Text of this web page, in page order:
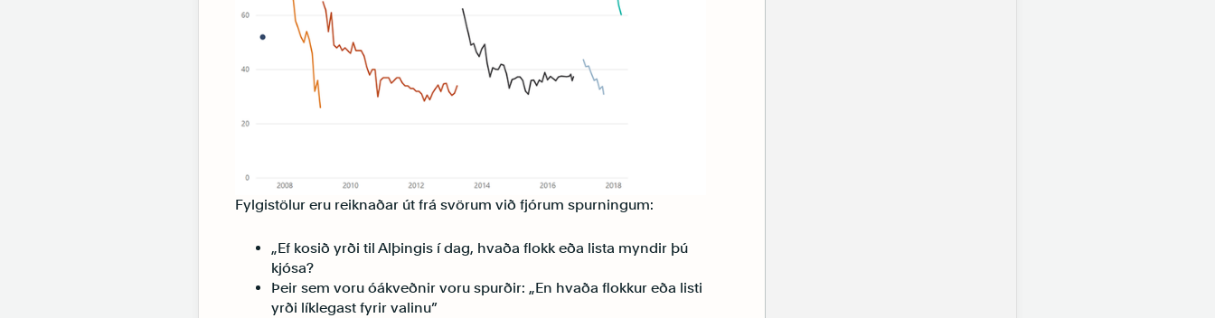
Fylgistölur eru reiknaðar út frá svörum við fjórum spurningum:
„Ef kosið yrði til Alþingis í dag, hvaða flokk eða lista myndir þú
kjósa?
Þeir sem voru óákveðnir voru spurðir: „En hvaða flokkur eða listi
yrði líklegast fyrir valinu”